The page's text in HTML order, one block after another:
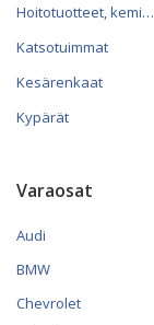
Hoitotuotteet, kemikaalit ja öljyt
Katsotuimmat
Kesärenkaat
Kypärät
Varaosat
Audi
BMW
Chevrolet